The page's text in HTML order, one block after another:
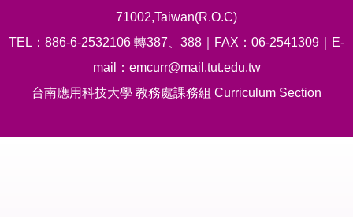
71002,Taiwan(R.O.C)
TEL：886-6-2532106 轉387、388｜FAX：06-2541309｜E-
mail：emcurr@mail.tut.edu.tw
台南應用科技大學 教務處課務組 Curriculum Section